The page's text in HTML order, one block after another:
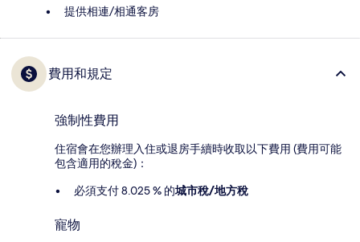
提供相連/相通客房
費用和規定
強制性費用
住宿會在您辦理入住或退房手續時收取以下費用 (費用可能
包含適用的稅金)：
必須支付 8.025 % 的城市稅/地方稅
寵物